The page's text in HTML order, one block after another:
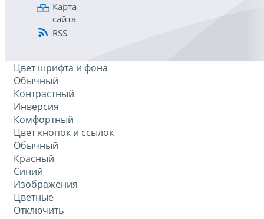
Карта
сайта
RSS
Цвет шрифта и фона
Обычный
Контрастный
Инверсия
Комфортный
Цвет кнопок и ссылок
Обычный
Красный
Синий
Изображения
Цветные
Отключить